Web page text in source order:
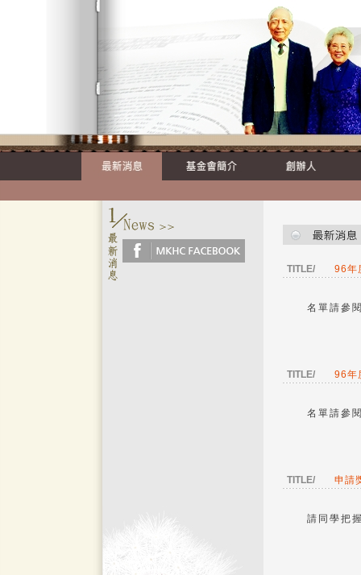
TITLE/ 96年
名單請參
TITLE/ 96年
名單請參
TITLE/ 申請
請同學把